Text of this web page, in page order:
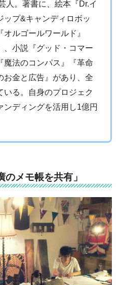
人。著書に、絵本『Dr.イ
ップ&キャンディロボッ
オルゴールワールド』
、小説『グッド・コマー
魔法のコンパス』『革命
お金と広告』があり、全
る。自身のプロジェク
ンディングを活用し1億円
メモ帳を共有」